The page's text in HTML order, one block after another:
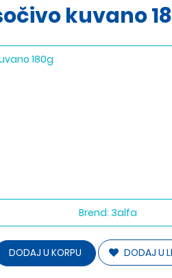
kuvano
180g
Brend: 3alfa
DODAJ U KORPU DODAJ U